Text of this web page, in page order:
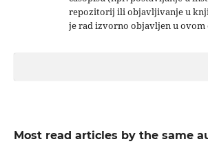
repozitorij ili objavljivanje u
je rad izvorno objavljen u ovom
Most read articles by the same